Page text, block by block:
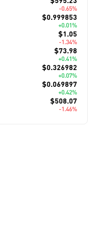
-0.65%
$0.999853
+0.01%
$1.05
-1.34%
$73.98
+0.41%
$0.326982
+0.07%
$0.069897
+0.42%
$508.07
-1.46%